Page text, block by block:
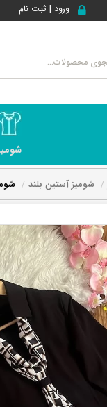
ورود | ثبت نام
شومیز آستین بلند